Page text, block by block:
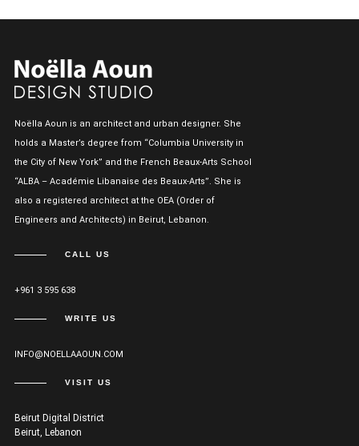
Noëlla Aoun is an architect and urban designer. She
holds a Master’s degree from “Columbia University in
the City of New York” and the French Beaux-Arts School
“ALBA – Académie Libanaise des Beaux-Arts”. She is
also a registered architect at the OEA (Order of
Engineers and Architects) in Beirut, Lebanon.
CALL US
+961 3 595 638
WRITE US
INFO@NOELLAAOUN.COM
VISIT US
Beirut Digital District
Beirut, Lebanon